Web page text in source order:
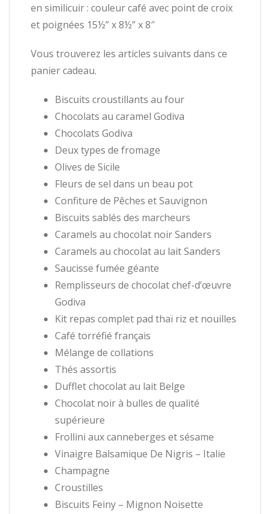
en similicuir : couleur café avec point de croix
et poignées 15½” x 8½” x 8″
Vous trouverez les articles suivants dans ce
panier cadeau.
Biscuits croustillants au four
Chocolats au caramel Godiva
Chocolats Godiva
Deux types de fromage
Olives de Sicile
Fleurs de sel dans un beau pot
Confiture de Pêches et Sauvignon
Biscuits sablés des marcheurs
Caramels au chocolat noir Sanders
Caramels au chocolat au lait Sanders
Saucisse fumée géante
Remplisseurs de chocolat chef-d’œuvre
Godiva
Kit repas complet pad thaï riz et nouilles
Café torréfié français
Mélange de collations
Thés assortis
Dufflet chocolat au lait Belge
Chocolat noir à bulles de qualité
supérieure
Frollini aux canneberges et sésame
Vinaigre Balsamique De Nigris – Italie
Champagne
Croustilles
Biscuits Feiny – Mignon Noisette